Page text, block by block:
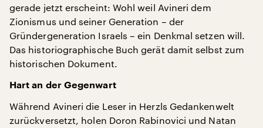
gerade jetzt erscheint: Wohl weil Avineri dem
Zionismus und seiner Generation – der
Gründergeneration Israels – ein Denkmal setzen will.
Das historiographische Buch gerät damit selbst zum
historischen Dokument.
Hart an der Gegenwart
Während Avineri die Leser in Herzls Gedankenwelt
zurückversetzt, holen Doron Rabinovici und Natan